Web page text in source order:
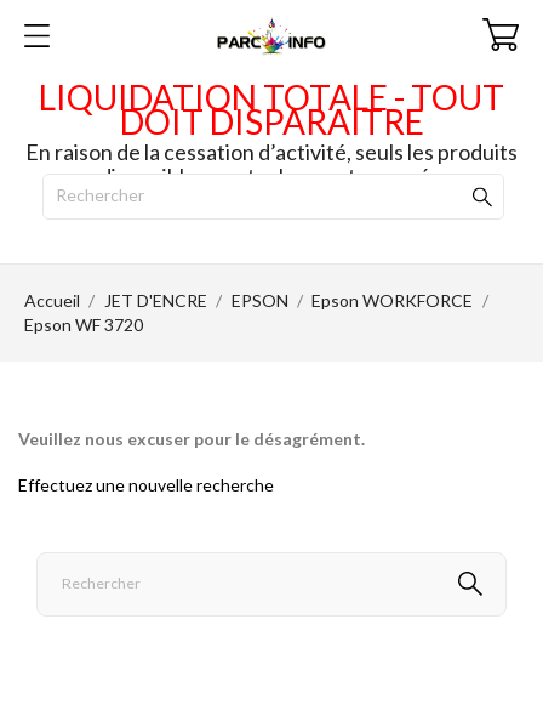
LIQUIDATION TOTALE - TOUT
DOIT DISPARAITRE
En raison de la cessation d’activité, seuls les produits
disponibles en stock seront envoyés.
Accueil JET D'ENCRE EPSON
Epson WORKFORCE
Epson WF 3720
Veuillez nous excuser pour le désagrément.
Effectuez une nouvelle recherche